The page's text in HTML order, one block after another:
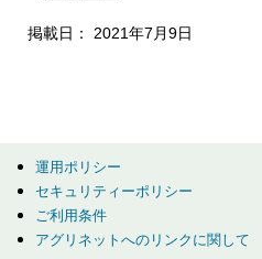
掲載日： 2021年7月9日
運用ポリシー
セキュリティーポリシー
ご利用条件
アグリネットへのリンクに関して